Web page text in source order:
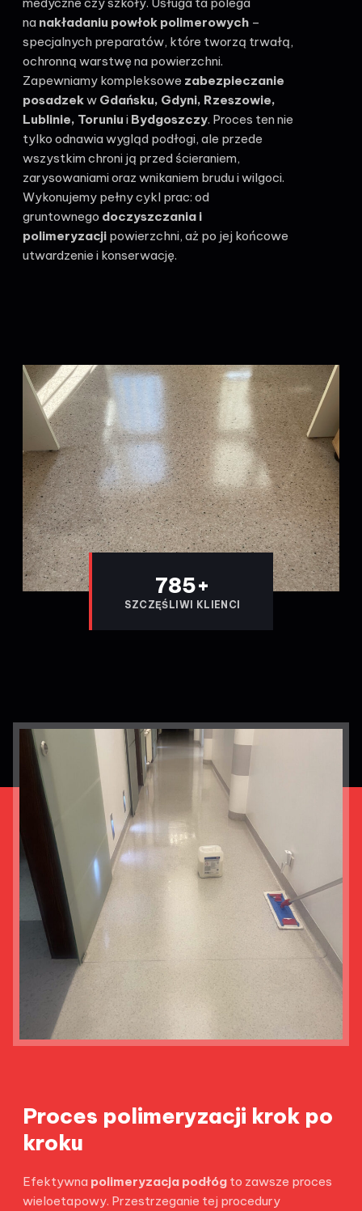
na nakładaniu powłok polimerowych –
specjalnych preparatów, które tworzą trwałą,
ochronną warstwę na powierzchni.
Zapewniamy kompleksowe zabezpieczanie
posadzekw Gdańsku, Gdyni, Rzeszowie,
Lublinie, Toruniu i Bydgoszczy. Proces ten nie
tylko odnawia wygląd podłogi, ale przede
wszystkim chroni ją przed ścieraniem,
zarysowaniami oraz wnikaniem brudu i wilgoci.
Wykonujemy pełny cykl prac: od
gruntownego doczyszczania i
polimeryzacji powierzchni, aż po jej końcowe
utwardzenie i konserwację.
SZCZĘŚLIWI KLIENCI
800+
Proces polimeryzacji krok po
kroku
Efektywna polimeryzacja podłóg to zawsze proces
wieloetapowy. Przestrzeganie tej procedury